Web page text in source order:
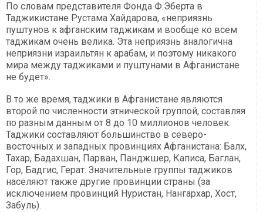
По словам представителя Фонда Ф.Эберта в
Таджикистане Рустама Хайдарова, «неприязнь
пуштунов к афганским таджикам и вообще ко всем
таджикам очень велика. Эта неприязнь аналогична
неприязни израильтян к арабам, и поэтому никакого
мира между таджиками и пуштунами в Афганистане
не будет».
В то же время, таджики в Афганистане являются
второй по численности этнической группой, составляя
по разным данным от 8 до 10 миллионов человек.
Таджики составляют большинство в северо-
восточных и западных провинциях Афганистана: Балх,
Тахар, Бадахшан, Парван, Панджшер, Каписа, Баглан,
Гор, Бадгис, Герат. Значительные группы таджиков
населяют также другие провинции страны (за
исключением провинций Нуристан, Нангархар, Хост,
Забуль).